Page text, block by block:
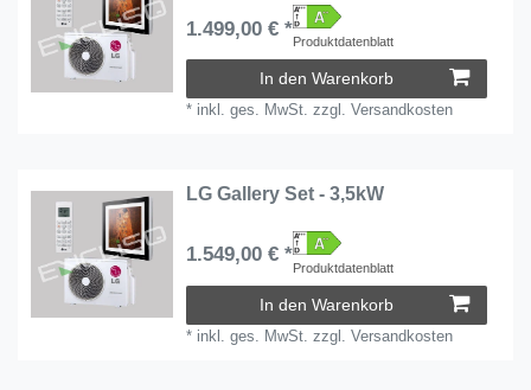
Produktdatenblatt
1.499,00 € *
In den Warenkorb
* inkl. ges. MwSt. zzgl.Versandkosten
LG Gallery Set - 3,5kW
Produktdatenblatt
1.549,00 € *
In den Warenkorb
* inkl. ges. MwSt. zzgl.Versandkosten